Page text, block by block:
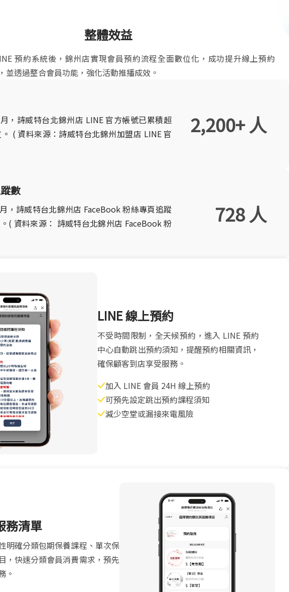
整體效益
預約系統後，錦州店實現會員預約流程全面數位化，成功提升線上預約
並透過整合會員功能，強化活動推播成效。
，詩威特台北錦州店 LINE 官方帳號已累積超
( 資料來源：詩威特台北錦州加盟店 LINE 官
2,200+ 人
數
，詩威特台北錦州店 FaceBook 粉絲專頁追蹤
( 資料來源： 詩威特台北錦州店 FaceBook 粉
728 人
LINE 線上預約
不受時間限制，全天候預約，進入 LINE 預約
中心自動跳出預約須知，提醒預約相關資訊，
確保顧客到店享受服務。
加入 LINE 會員 24H 線上預約
可預先設定跳出預約課程須知
減少空堂或漏接來電風險
務清單
明確分類包期保養課程、單次保
，快速分類會員消費需求，預先
。